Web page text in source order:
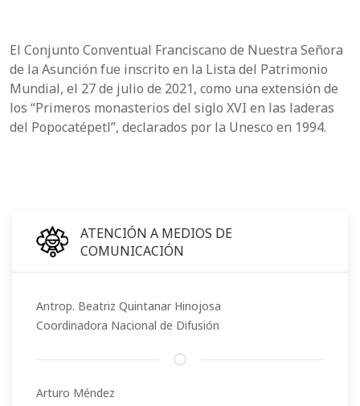
El Conjunto Conventual Franciscano de Nuestra Señora
de la Asunción fue inscrito en la Lista del Patrimonio
Mundial, el 27 de julio de 2021, como una extensión de
los “Primeros monasterios del siglo XVI en las laderas
del Popocatépetl”, declarados por la Unesco en 1994.
ATENCIÓN A MEDIOS DE
COMUNICACIÓN
Antrop. Beatriz Quintanar Hinojosa
Coordinadora Nacional de Difusión
Arturo Méndez